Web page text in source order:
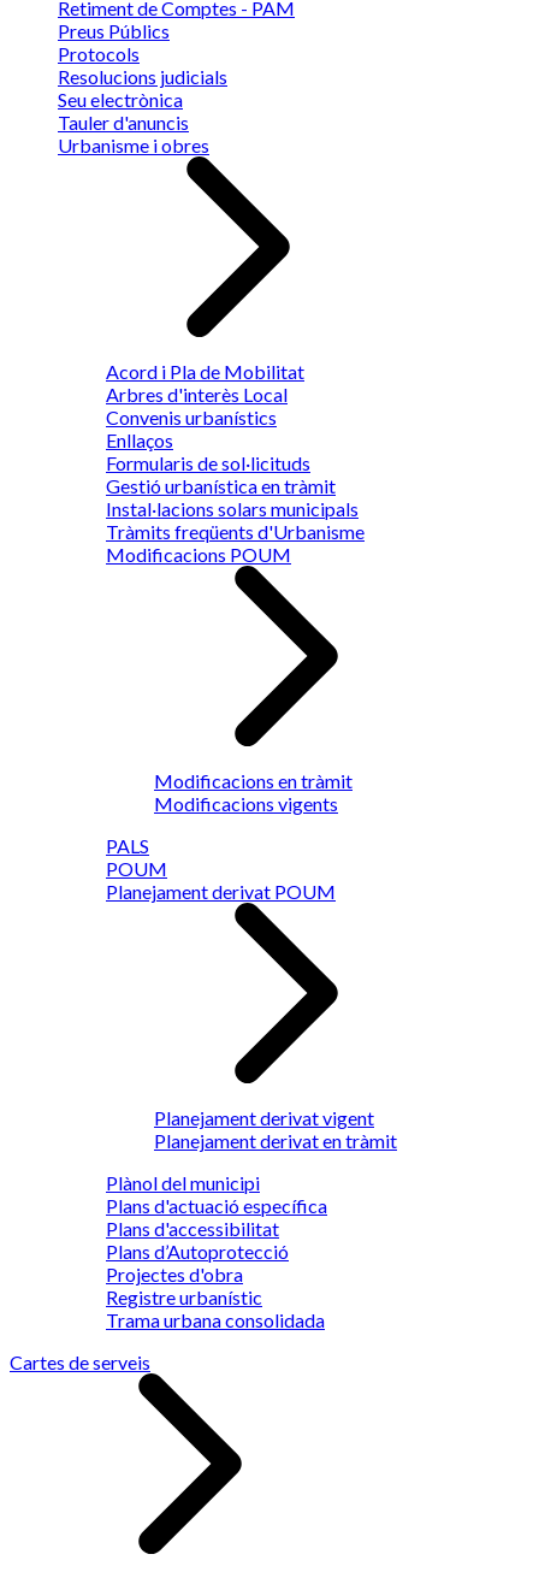
Retiment de Comptes - PAM
Preus Públics
Protocols
Resolucions judicials
Seu electrònica
Tauler d'anuncis
Urbanisme i obres
Acord i Pla de Mobilitat
Arbres d'interès Local
Convenis urbanístics
Enllaços
Formularis de sol·licituds
Gestió urbanística en tràmit
Instal·lacions solars municipals
Tràmits freqüents d'Urbanisme
Modificacions POUM
Modificacions en tràmit
Modificacions vigents
PALS
POUM
Planejament derivat POUM
Planejament derivat vigent
Planejament derivat en tràmit
Plànol del municipi
Plans d'actuació específica
Plans d'accessibilitat
Plans d’Autoprotecció
Projectes d'obra
Registre urbanístic
Trama urbana consolidada
Cartes de serveis